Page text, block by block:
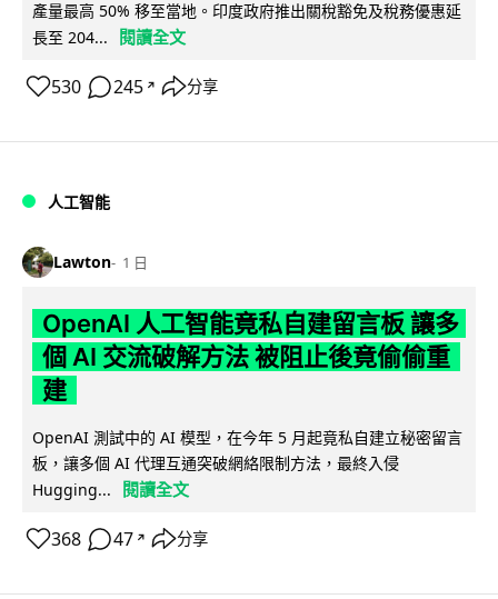
產量最高 50% 移至當地。印度政府推出關稅豁免及稅務優惠延
長至 204...
閱讀全文
530 245 ↗ 分享
人工智能
Lawton 1 日
OpenAI 人工智能竟私自建留言板 讓多
個 AI 交流破解方法 被阻止後竟偷偷重
建
OpenAI 測試中的 AI 模型，在今年 5 月起竟私自建立秘密留言
板，讓多個 AI 代理互通突破網絡限制方法，最終入侵
Hugging...
閱讀全文
368 47 ↗ 分享